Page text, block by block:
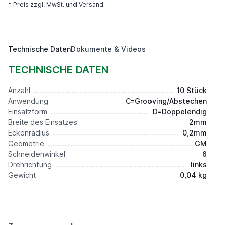
* Preis zzgl. MwSt. und Versand
10 Stück Drehwendeplatte ACD202-CM-6L AP301U
133,20 €*
Technische DatenDokumente & Videos
TECHNISCHE DATEN
Anzahl
10 Stück
Anwendung
C=Grooving/Abstechen
Einsatzform
D=Doppelendig
Breite des Einsatzes
2mm
Eckenradius
0,2mm
Geometrie
GM
Schneidenwinkel
6
Drehrichtung
links
Gewicht
0,04 kg